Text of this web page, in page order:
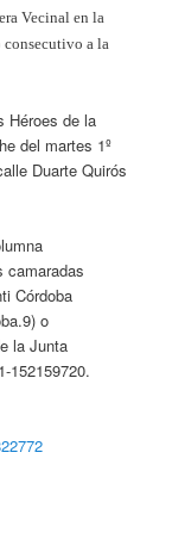
Vecinal en la
a la
Héroes de la
del martes 1º
Duarte Quirós
camaradas
Córdoba
o
la Junta
152159720.